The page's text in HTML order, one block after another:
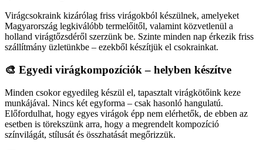
Virágcsokraink kizárólag friss virágokból készülnek, amelyeket
Magyarország legkiválóbb termelőitől, valamint közvetlenül a
holland virágtőzsdéről szerzünk be. Szinte minden nap érkezik friss
szállítmány üzletünkbe – ezekből készítjük el csokrainkat.
🎨 Egyedi virágkompozíciók – helyben készítve
Minden csokor egyedileg készül el, tapasztalt virágkötőink keze
munkájával. Nincs két egyforma – csak hasonló hangulatú.
Előfordulhat, hogy egyes virágok épp nem elérhetők, de ebben az
esetben is törekszünk arra, hogy a megrendelt kompozíció
színvilágát, stílusát és összhatását megőrizzük.